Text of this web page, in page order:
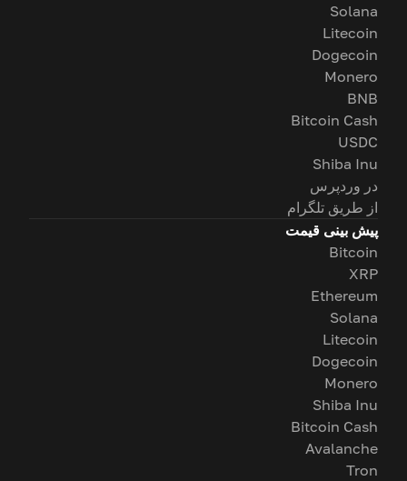
Solana
Litecoin
Dogecoin
Monero
BNB
Bitcoin Cash
USDC
Shiba Inu
در وردپرس
از طریق تلگرام
پیش بینی قیمت
Bitcoin
XRP
Ethereum
Solana
Litecoin
Dogecoin
Monero
Shiba Inu
Bitcoin Cash
Avalanche
Tron